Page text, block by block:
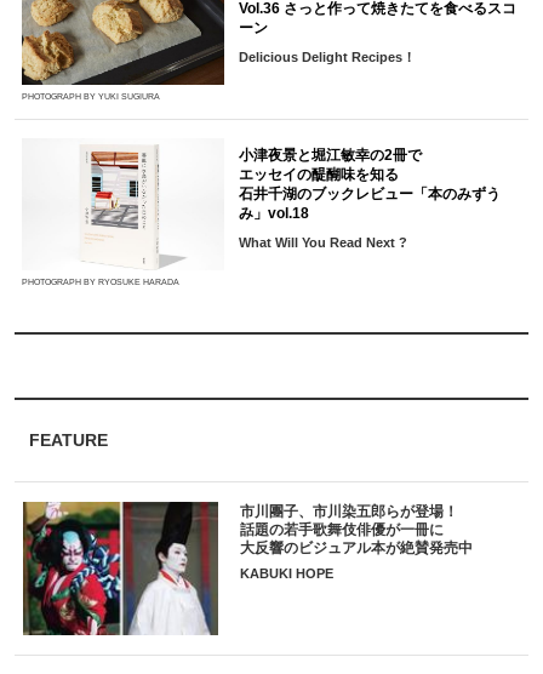
FEATURE
市川團子、市川染五郎らが登場！
話題の若手歌舞伎俳優が一冊に
大反響のビジュアル本が絶賛発売中
KABUKI HOPE
PHOTOGRAPH BY YUKI SUGIURA
Vol.36 さっと作って焼きたてを食べるスコ
ーン
Delicious Delight Recipes！
PHOTOGRAPH BY RYOSUKE HARADA
小津夜景と堀江敏幸の2冊で
エッセイの醍醐味を知る
石井千湖のブックレビュー「本のみずう
み」vol.18
What Will You Read Next ?